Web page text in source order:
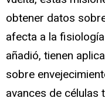
obtener datos
afecta a la
añadió, tienen
sobre
avances de células